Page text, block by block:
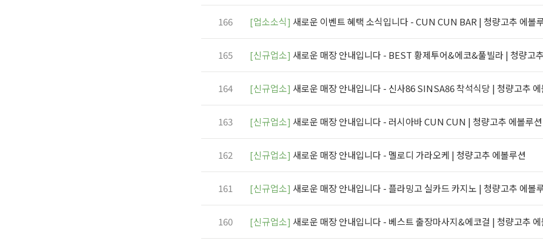
166 [업소소식] 새로운 이벤트 혜택 소식입니다 - CUN CUN BAR | 청량고추 에볼
165 [신규업소] 새로운 매장 안내입니다 - BEST 황제투어&에코&풀빌라 | 청량고
164 [신규업소] 새로운 매장 안내입니다 - 신사86 SINSA86 착석식당 | 청량고추
163 [신규업소] 새로운 매장 안내입니다 - 러시아바 CUN CUN | 청량고추 에볼루션
162 [신규업소] 새로운 매장 안내입니다 - 멜로디 가라오케 | 청량고추 에볼루션
161 [신규업소] 새로운 매장 안내입니다 - 플라밍고 실카드 카지노 | 청량고추 에볼
160 [신규업소] 새로운 매장 안내입니다 - 베스트 출장마사지&에코걸 | 청량고추